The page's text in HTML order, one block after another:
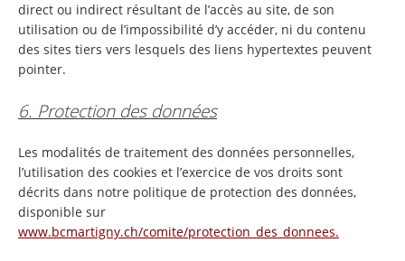
direct ou indirect résultant de l’accès au site, de son
utilisation ou de l’impossibilité d’y accéder, ni du contenu
des sites tiers vers lesquels des liens hypertextes peuvent
pointer.
6. Protection des données
Les modalités de traitement des données personnelles,
l’utilisation des cookies et l’exercice de vos droits sont
décrits dans notre politique de protection des données,
disponible sur
www.bcmartigny.ch/comite/protection_des_donnees.